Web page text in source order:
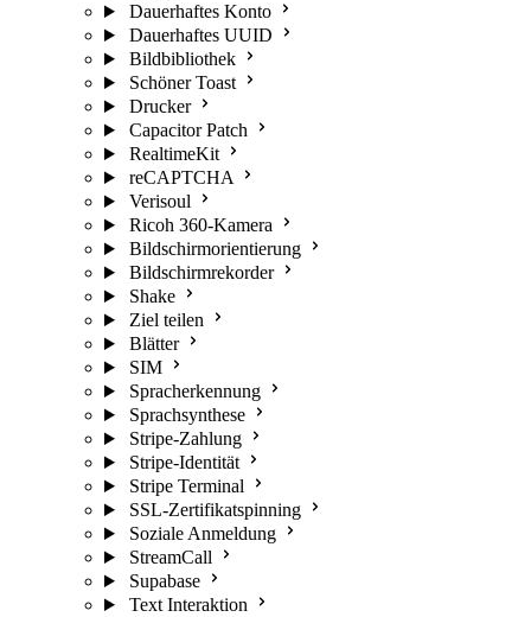
Dauerhaftes Konto
Dauerhaftes UUID
Bildbibliothek
Schöner Toast
Drucker
Capacitor Patch
RealtimeKit
reCAPTCHA
Verisoul
Ricoh 360-Kamera
Bildschirmorientierung
Bildschirmrekorder
Shake
Ziel teilen
Blätter
SIM
Spracherkennung
Sprachsynthese
Stripe-Zahlung
Stripe-Identität
Stripe Terminal
SSL-Zertifikatspinning
Soziale Anmeldung
StreamCall
Supabase
Text Interaktion